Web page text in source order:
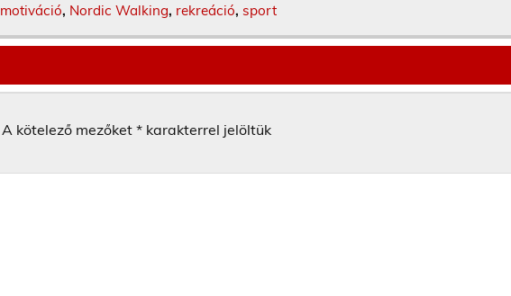
motiváció, Nordic Walking, rekreáció, sport
A kötelező mezőket* karakterrel jelöltük